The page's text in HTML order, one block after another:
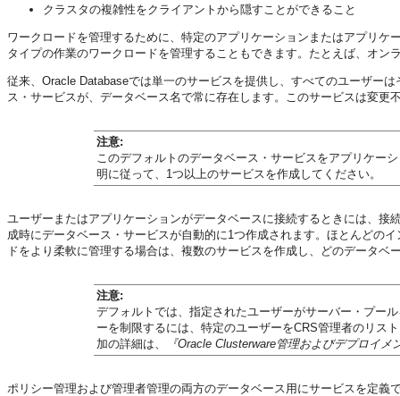
クラスタの複雑性をクライアントから隠すことができること
ワークロードを管理するために、特定のアプリケーションまたはアプリ
タイプの作業のワークロードを管理することもできます。たとえば、オ
従来、Oracle Databaseでは単一のサービスを提供し、すべてのユーザー
ス・サービスが、データベース名で常に存在します。このサービスは変
注意:
このデフォルトのデータベース・サービスをアプリケー
明に従って、1つ以上のサービスを作成してください。
ユーザーまたはアプリケーションがデータベースに接続するときには、
成時にデータベース・サービスが自動的に1つ作成されます。ほとんどの
ドをより柔軟に管理する場合は、複数のサービスを作成し、どのデータ
注意:
デフォルトでは、指定されたユーザーがサーバー・プー
ーを制限するには、特定のユーザーをCRS管理者のリス
加の詳細は、
『Oracle Clusterware管理およびデプロイメ
ポリシー管理および管理者管理の両方のデータベース用にサービスを定義